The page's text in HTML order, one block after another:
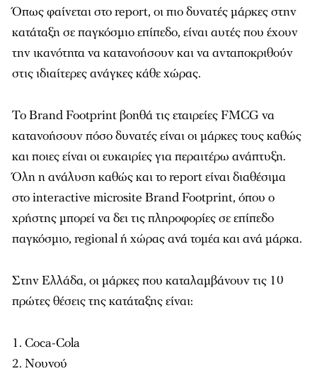
Όπως φαίνεται στο report, οι πιο δυνατές μάρκες στην
κατάταξη σε παγκόσμιο επίπεδο, είναι αυτές που έχουν
την ικανότητα να κατανοήσουν και να ανταποκριθούν
στις ιδιαίτερες ανάγκες κάθε χώρας.
Το Brand Footprint βοηθά τις εταιρείες FMCG να
κατανοήσουν πόσο δυνατές είναι οι μάρκες τους καθώς
και ποιες είναι οι ευκαιρίες για περαιτέρω ανάπτυξη.
Όλη η ανάλυση καθώς και το report είναι διαθέσιμα
στο interactive microsite Brand Footprint, όπου ο
χρήστης μπορεί να δει τις πληροφορίες σε επίπεδο
παγκόσμιο, regional ή χώρας ανά τομέα και ανά μάρκα.
Στην Ελλάδα, οι μάρκες που καταλαμβάνουν τις 10
πρώτες θέσεις της κατάταξης είναι:
Coca-Cola
Νουνού